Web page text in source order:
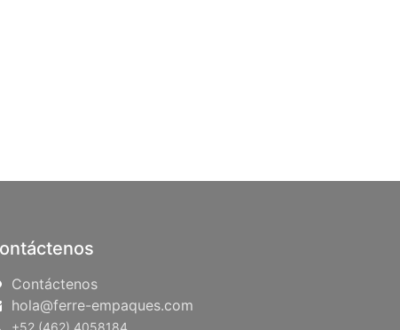
Contáctenos
hola@ferre-empaques.com
+52 (462) 4058184